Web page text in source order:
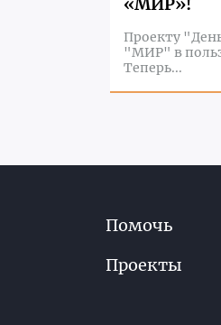
Проекту
"МИР" в
Теперь...
Помочь
Проекты